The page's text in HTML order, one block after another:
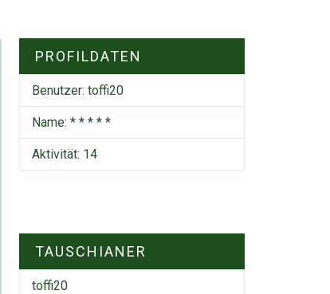
PROFILDATEN
Benutzer:toffi20
Name: * * * * *
Aktivität: 14
TAUSCHIANER
toffi20